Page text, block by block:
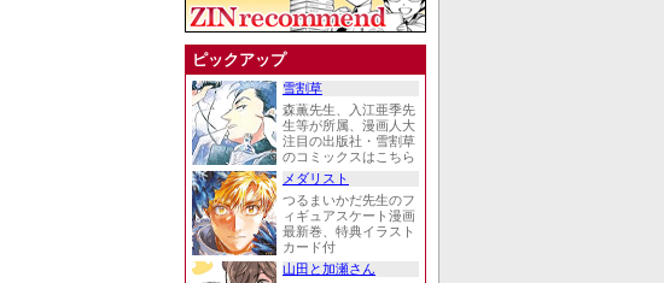
ピックアップ
雪割草
森薫先生、入江亜季先
生等が所属、漫画人大
注目の出版社・雪割草
のコミックスはこちら
メダリスト
つるまいかだ先生のフ
ィギュアスケート漫画
最新巻、特典イラスト
カード付
山田と加瀬さん